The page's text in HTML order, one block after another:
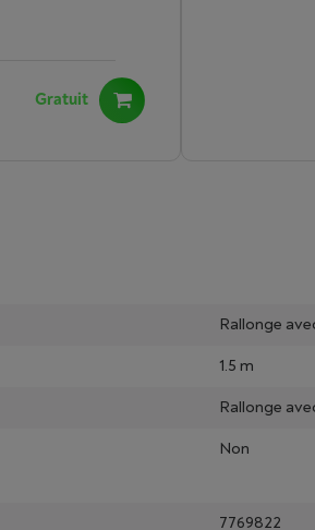
Gratuit
Rallonge
1.5 m
Rallonge
Non
7769822